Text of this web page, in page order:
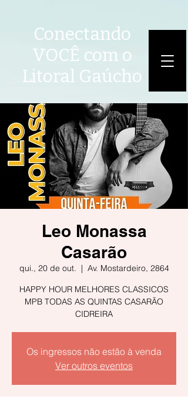
Conectando
VOCÊ com o
Litoral Gaúcho
Leo Monassa
Casarão
qui., 20 de out.
  |
Av. Mostardeiro, 2864
HAPPY HOUR MELHORES CLASSICOS
MPB TODAS AS QUINTAS CASARÃO
CIDREIRA
Os ingressos não estão à venda
Ver outros eventos